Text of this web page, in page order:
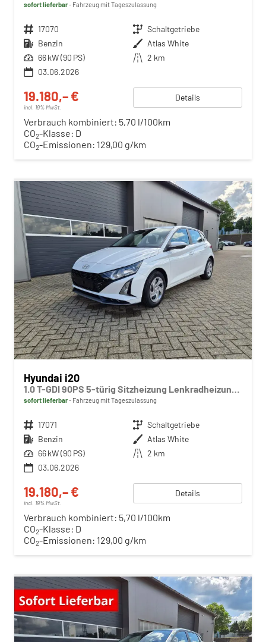
sofort lieferbar Fahrzeug mit Tageszulassung
Fahrzeugnr. 17070 Getriebe Schaltgetriebe
Kraftstoff Benzin Außenfarbe Atlas White
Leistung 66 kW (90 PS) Kilometerstand 2 km
03.06.2026
19.180,– €
incl. 19% MwSt.
Details
Verbrauch kombiniert: 5,70 l/100km
CO2-Klasse: D
CO2-Emissionen: 129,00 g/km
Hyundai i20
1.0 T-GDI 90PS 5-türig Sitzheizung Lenkradheizung Rückf.Kamera PDC Klima Apple CarPlay Android Auto Tempomat Touchscreen
sofort lieferbar Fahrzeug mit Tageszulassung
Fahrzeugnr. 17071 Getriebe Schaltgetriebe
Kraftstoff Benzin Außenfarbe Atlas White
Leistung 66 kW (90 PS) Kilometerstand 2 km
03.06.2026
19.180,– €
incl. 19% MwSt.
Details
Verbrauch kombiniert: 5,70 l/100km
CO2-Klasse: D
CO2-Emissionen: 129,00 g/km